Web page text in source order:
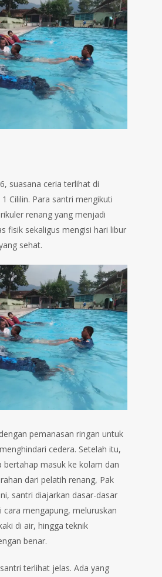
suasana ceria terlihat di
Cililin. Para santri mengikuti
renang yang menjadi
fisik sekaligus mengisi hari libur
sehat.
pemanasan ringan untuk
cedera. Setelah itu,
bertahap masuk ke kolam dan
dari pelatih renang, Pak
santri diajarkan dasar-dasar
cara mengapung, meluruskan
di air, hingga teknik
benar.
terlihat jelas. Ada yang